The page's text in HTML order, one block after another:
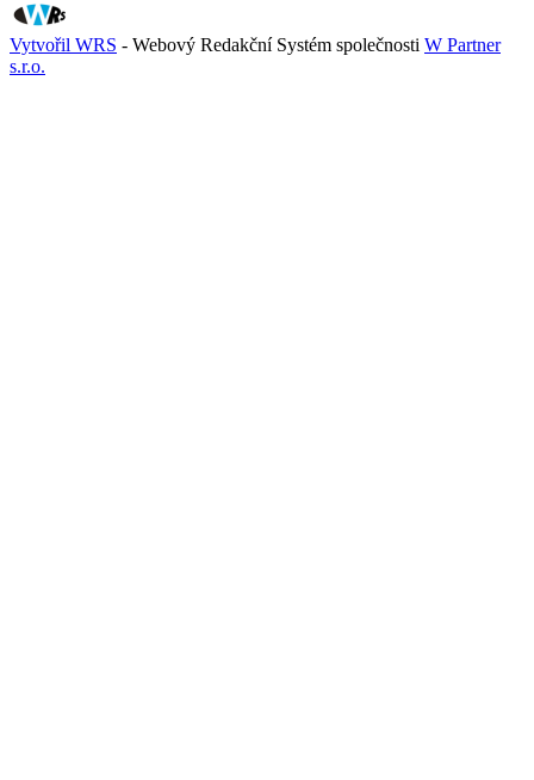
Vytvořil WRS - Webový Redakční Systém společnosti W Partner
s.r.o.